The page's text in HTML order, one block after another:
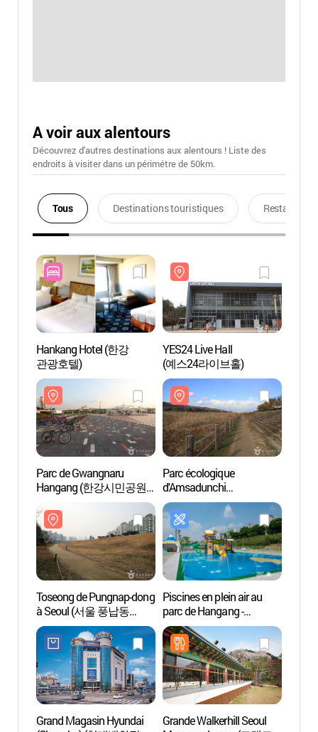
A voir aux alentours
Découvrez d'autres destinations aux alentours ! Liste des
endroits à visiter dans un périmétre de 50km.
Tous Destinations touristiques Restaurants
Hankang Hotel (한강
관광호텔)
YES24 Live Hall
(예스24라이브홀)
Parc de Gwangnaru
Hangang (한강시민공원
(광나루한강공원))
Parc écologique
d'Amsadunchi
(암사둔치생태공원)
Toseong de Pungnap-dong
à Seoul (서울 풍납동
토성)
Piscines en plein air au
parc de Hangang -
Gwangnaru
(한강시민공원
광나루수영장)
Grand Magasin Hyundai
Grande Walkerhill Seoul